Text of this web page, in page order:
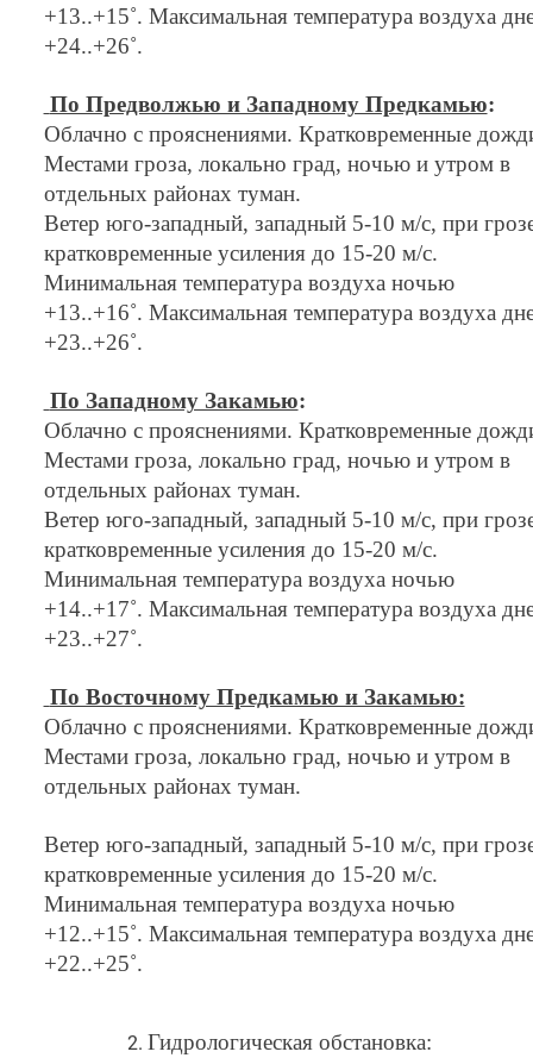
+13..+15˚. Максимальная температура воздуха
+24..+26˚.
По Предволжью и Западному Предкамью:
Облачно с прояснениями. Кратковременные
Местами гроза, локально град, ночью и утром в
отдельных районах туман.
Ветер юго-западный, западный 5-10 м/с, при
кратковременные усиления до 15-20 м/с.
Минимальная температура воздуха ночью
+13..+16˚. Максимальная температура воздуха
+23..+26˚.
По Западному Закамью:
Облачно с прояснениями. Кратковременные
Местами гроза, локально град, ночью и утром в
отдельных районах туман.
Ветер юго-западный, западный 5-10 м/с, при
кратковременные усиления до 15-20 м/с.
Минимальная температура воздуха ночью
+14..+17˚. Максимальная температура воздуха
+23..+27˚.
По Восточному Предкамью и Закамью:
Облачно с прояснениями. Кратковременные
Местами гроза, локально град, ночью и утром в
отдельных районах туман.
Ветер юго-западный, западный 5-10 м/с, при
кратковременные усиления до 15-20 м/с.
Минимальная температура воздуха ночью
+12..+15˚. Максимальная температура воздуха
+22..+25˚.
Гидрологическая обстановка: